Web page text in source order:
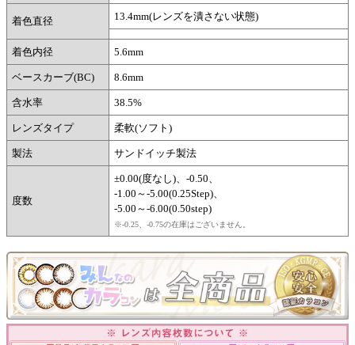
着色直径 13.4mm(レンズを潰さない状態)
着色内径 5.6mm
ベースカーブ(BC) 8.6mm
含水率 38.5%
レンズタイプ 柔軟(ソフト)
製法 サンドイッチ製法
度数
±0.00(度なし)、-0.50、
-1.00～-5.00(0.25Step)、
-5.00～-6.00(0.50step)
※-0.25、-0.75の在庫はございません。